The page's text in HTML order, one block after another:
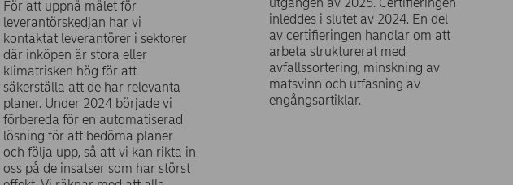
För att uppnå målet för
leverantörskedjan har vi
kontaktat leverantörer i sektorer
där inköpen är stora eller
klimatrisken hög för att
säkerställa att de har relevanta
planer. Under 2024 började vi
förbereda för en automatiserad
lösning för att bedöma planer
och följa upp, så att vi kan rikta in
oss på de insatser som har störst
inleddes i slutet av 2024. En del
av certifieringen handlar om att
arbeta strukturerat med
avfallssortering, minskning av
matsvinn och utfasning av
engångsartiklar.